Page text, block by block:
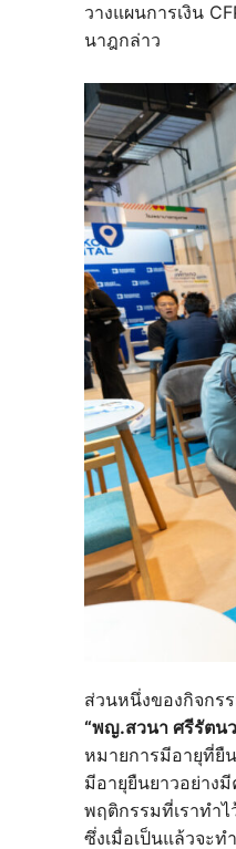
วางแผนการเงิน
นาฎกล่าว
ส่วนหนึ่งของกิจกร
“พญ.สวนา ศรีรัตน
หมายการมีอายุที่ยื
มีอายุยืนยาวอย่าง
พฤติกรรมที่เราทำ
ซึ่งเมื่อเป็นแล้วจะ